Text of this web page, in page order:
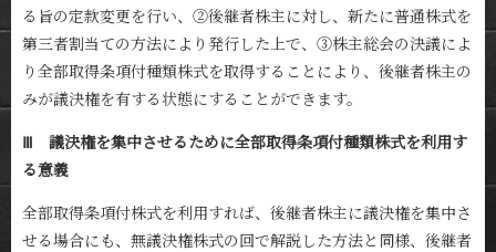
る旨の定款変更を行い、②後継者株主に対し、新たに普通株式を
第三者割当ての方法により発行した上で、③株主総会の決議によ
り全部取得条項付種類株式を取得することにより、後継者株主の
みが議決権を有する状態にすることができます。
Ⅲ 議決権を集中させるために全部取得条項付種類株式を利用す
る意義
全部取得条項付株式を利用すれば、後継者株主に議決権を集中さ
せる場合にも、無議決権株式の回で解説した方法と同様、後継者